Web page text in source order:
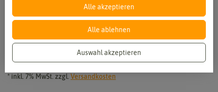
Vergrößern durch berühren
Gladiole Lemon Frizzle (10 Stück)
6,49 €
* inkl. 7% MwSt. zzgl. Versandkosten
Alle akzeptieren
Alle ablehnen
Auswahl akzeptieren